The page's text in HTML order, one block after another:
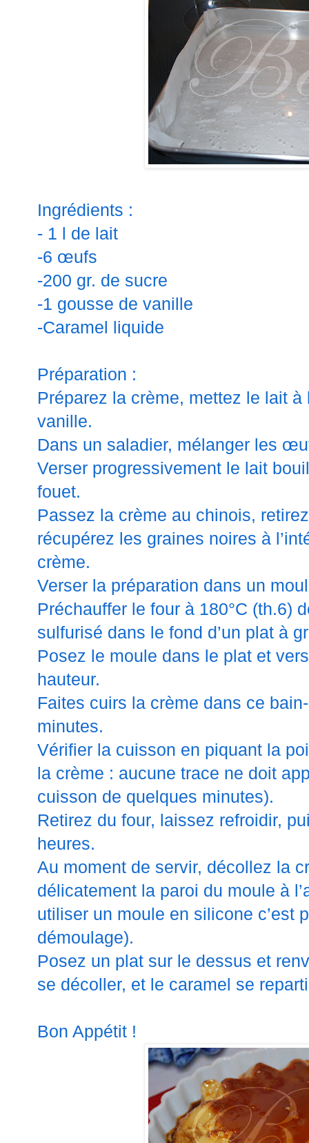
Ingrédients :
- 1 l de lait
-6 œufs
-200 gr. de sucre
-1 gousse de vanille
-Caramel liquide
Préparation :
Préparez la crème, mettez le lait
vanille.
Dans un saladier, mélanger les
Verser progressivement le lait
fouet.
Passez la crème au chinois,
récupérez les graines noires à
crème.
Verser la préparation dans un
Préchauffer le four à 180°C (th.6)
sulfurisé dans le fond d’un plat à
Posez le moule dans le plat et
hauteur.
Faites cuirs la crème dans ce
minutes.
Vérifier la cuisson en piquant la
la crème : aucune trace ne doit
cuisson de quelques minutes).
Retirez du four, laissez refroidir,
heures.
Au moment de servir, décollez la
délicatement la paroi du moule à
utiliser un moule en silicone c’est
démoulage).
Posez un plat sur le dessus et
se décoller, et le caramel se
Bon Appétit !